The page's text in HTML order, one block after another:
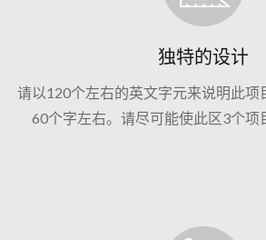
独特的设计
请以120个左右的英文字元来说明此项
60个字左右。请尽可能使此区3个项